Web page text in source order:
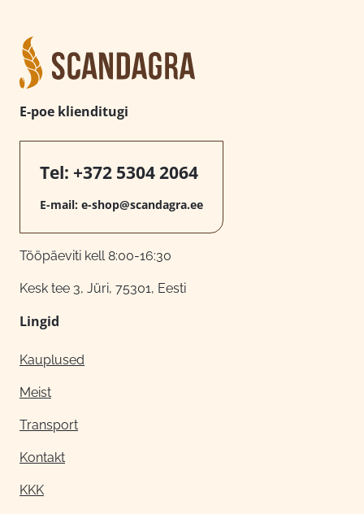
E-poe klienditugi
Tel: +372 5304 2064
E-mail: e-shop@scandagra.ee
Tööpäeviti kell 8:00-16:30
Kesk tee 3, Jüri, 75301, Eesti
Lingid
Kauplused
Meist
Transport
Kontakt
KKK